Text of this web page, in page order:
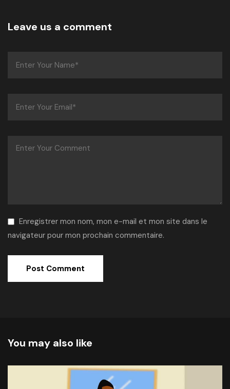
Leave us a comment
Enregistrer mon nom, mon e-mail et mon site dans le
navigateur pour mon prochain commentaire.
You may also like